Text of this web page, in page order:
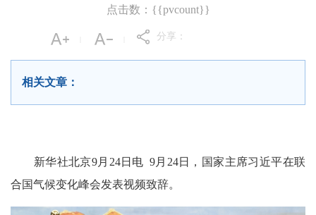
点击数：{{pvcount}}
分享：
相关文章：
新华社北京9月24日电 9月24日，国家主席习近平在联
合国气候变化峰会发表视频致辞。